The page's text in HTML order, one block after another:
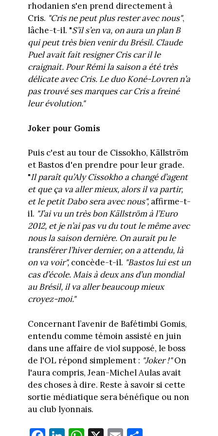
rhodanien s'en prend directement à
Cris. "Cris ne peut plus rester avec nous",
lâche-t-il. "S’il s’en va, on aura un plan B
qui peut très bien venir du Brésil. Claude
Puel avait fait resigner Cris car il le
craignait. Pour Rémi la saison a été très
délicate avec Cris. Le duo Koné-Lovren n’a
pas trouvé ses marques car Cris a freiné
leur évolution."
Joker pour Gomis
Puis c'est au tour de Cissokho, Källström
et Bastos d'en prendre pour leur grade.
"Il paraît qu’Aly Cissokho a changé d’agent
et que ça va aller mieux, alors il va partir,
et le petit Dabo sera avec nous", affirme-t-
il. "J’ai vu un très bon Källström à l’Euro
2012, et je n’ai pas vu du tout le même avec
nous la saison dernière. On aurait pu le
transférer l’hiver dernier, on a attendu, là
on va voir", concède-t-il. "Bastos lui est un
cas d’école. Mais à deux ans d’un mondial
au Brésil, il va aller beaucoup mieux
croyez-moi."
Concernant l’avenir de Bafétimbi Gomis,
entendu comme témoin assisté en juin
dans une affaire de viol supposé, le boss
de l'OL répond simplement : "Joker !"On
l'aura compris, Jean-Michel Aulas avait
des choses à dire. Reste à savoir si cette
sortie médiatique sera bénéfique ou non
au club lyonnais.